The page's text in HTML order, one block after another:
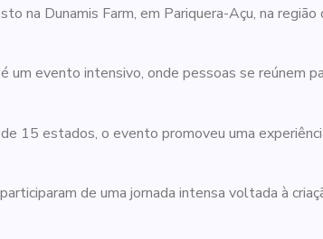
na Dunamis Farm, em Pariquera-Açu, na
um evento intensivo, onde pessoas se reúnem
15 estados, o evento promoveu uma
de uma jornada intensa voltada à